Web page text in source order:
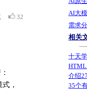
32
，
AI大
需求
相关
十天
介绍
35个